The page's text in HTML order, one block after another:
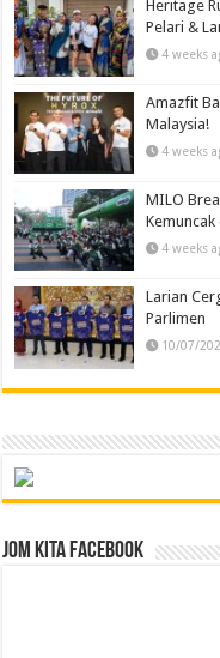
Heritage
Pelari &
4 weeks
Amazfit
Malaysia!
4 weeks
MILO
Kemuncak
4 weeks
Larian
Parlimen
10/07/
Jom Kita Facebook